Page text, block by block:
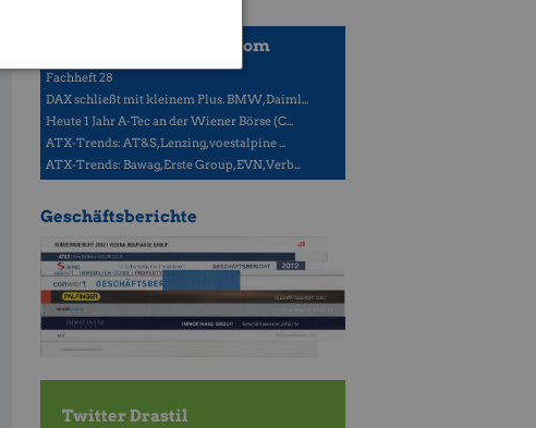
Best christian-drastil.com
Fachheft 28
DAX schließt mit kleinem Plus. BMW, Daiml...
Heute 1 Jahr A-Tec an der Wiener Börse (C...
ATX-Trends: AT&S, Lenzing, voestalpine ...
ATX-Trends: Bawag, Erste Group, EVN, Verb...
Geschäftsberichte
Twitter Drastil